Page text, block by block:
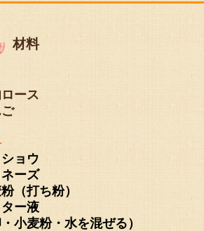
材料
ロース
ご
ショウ
ネーズ
（打ち粉）
ター液
小麦粉・水を混ぜる）